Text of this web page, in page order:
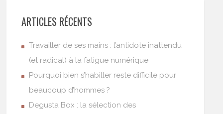
ARTICLES RÉCENTS
Travailler de ses mains : l’antidote inattendu
(et radical) à la fatigue numérique
Pourquoi bien s’habiller reste difficile pour
beaucoup d’hommes ?
Degusta Box : la sélection des